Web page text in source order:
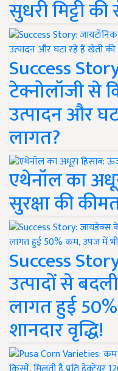
सुधरी मिट्टी
Success
टेक्नोलॉजी से
उत्पादन और
लागत?
एथेनॉल का
सुरक्षा की
Success
उत्पादों से
लागत हुई
शानदार वृद्धि!